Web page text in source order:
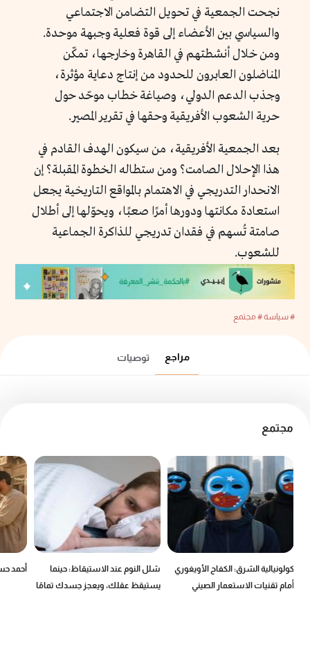
نجحت الجمعية في تحويل التضامن الاجتماعي
والسياسي بين الأعضاء إلى قوة فعلية وجبهة موحدة.
ومن خلال أنشطتهم في القاهرة وخارجها، تمكّن
المناضلون العابرون للحدود من إنتاج دعاية مؤثرة،
وجذب الدعم الدولي، وصياغة خطاب موحّد حول
حرية الشعوب الأفريقية وحقها في تقرير المصير.
بعد الجمعية الأفريقية، من سيكون الهدف القادم في
هذا الإحلال الصامت؟ ومن ستطاله الخطوة المقبلة؟ إن
الانحدار التدريجي في الاهتمام بالمواقع التاريخية يجعل
استعادة مكانتها ودورها أمرًا صعبًا، ويحوّلها إلى أطلال
صامتة تُسهم في فقدان تدريجي للذاكرة الجماعية
للشعوب.
# سياسة# مجتمع
مراجع توصيات
مجتمع
كولونيالية الشرق: الكفاح الأويغوري
أمام تقنيات الاستعمار الصيني
شلل النوم عند الاستيقاظ: حينما
يستيقظ عقلك، ويعجز جسدك تمامًا
أحمد